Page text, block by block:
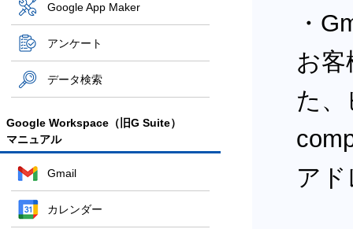
Google App Maker
アンケート
データ検索
Google Workspace（旧G Suite）
マニュアル
Gmail
カレンダー
・
お
た
ア